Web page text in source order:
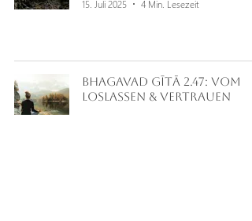
15. Juli 2025 4 Min. Lesezeit
Bhagavad Gītā 2.47: Vom
Loslassen & Vertrauen